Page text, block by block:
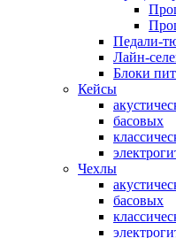
Педали-
Лайн-
Блоки
Кейсы
басовых
Чехлы
басовых